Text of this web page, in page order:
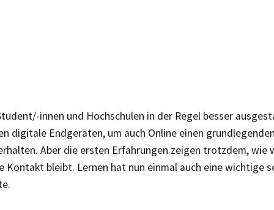
innen und Hochschulen in der Regel besser
digitale Endgeräten, um auch Online einen
Aber die ersten Erfahrungen zeigen trotzdem, wie
Kontakt bleibt. Lernen hat nun einmal auch eine wichtige